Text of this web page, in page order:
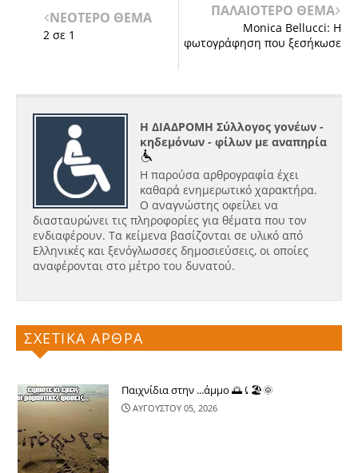
ΝΕΟΤΕΡΟ ΘΕΜΑ
2 σε 1
ΠΑΛΑΙΟΤΕΡΟ ΘΕΜΑ
Monica Bellucci: Η
φωτογράφηση που ξεσήκωσε
Η ΔΙΑΔΡΟΜΗ Σύλλογος γονέων -
κηδεμόνων - φίλων με αναπηρία
Η παρούσα αρθρογραφία έχει
καθαρά ενημερωτικό χαρακτήρα.
Ο αναγνώστης οφείλει να
διασταυρώνει τις πληροφορίες για θέματα που τον
ενδιαφέρουν. Τα κείμενα βασίζονται σε υλικό από
Ελληνικές και ξενόγλωσσες δημοσιεύσεις, οι οποίες
αναφέρονται στο μέτρο του δυνατού.
ΣΧΕΤΙΚΑ ΑΡΘΡΑ
Παιχνίδια στην ...άμμο 🌅⤹🏖🌞
ΑΥΓΟΥΣΤΟΥ 05, 2026